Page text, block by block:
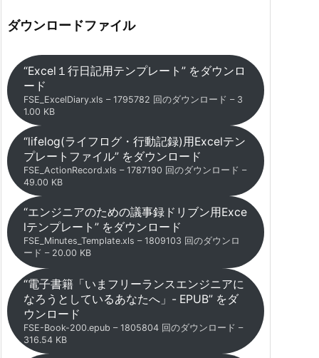
ダウンロードファイル
“Excel１行日記用テンプレート” をダウンロ
ード
FSE_ExcelDiary.xls – 1795782 回のダウンロード – 3
1.00 KB
“lifelog(ライフログ・行動記録)用Excelテン
プレートファイル” をダウンロード
FSE_ActionRecord.xls – 1787190 回のダウンロード –
49.00 KB
“エンジニアのための議事録ドリブン用Exce
lテンプレート” をダウンロード
FSE_Minutes_Template.xls – 1809103 回のダウンロ
ード – 20.00 KB
“電子書籍「いまフリーランスエンジニアに
なろうとしているあなたへ」- EPUB” をダ
ウンロード
FSE-Book-200.epub – 1805804 回のダウンロード –
316.54 KB